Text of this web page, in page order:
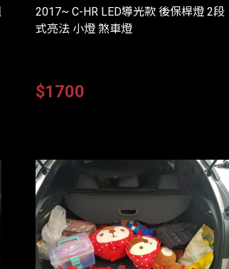
2017~ C-HR LED導光款 後保桿燈 2段
式亮法 小燈 煞車燈
$1700